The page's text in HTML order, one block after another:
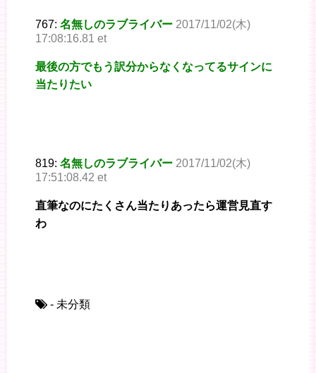
767: 名無しのラブライバー 2017/11/02(木)
17:08:16.81 et
最後の方でもう訳分からなくなってるサインに
当たりたい
819: 名無しのラブライバー 2017/11/02(木)
17:51:08.42 et
直筆なのにたくさん当たりあったら運営見直す
わ
- 未分類